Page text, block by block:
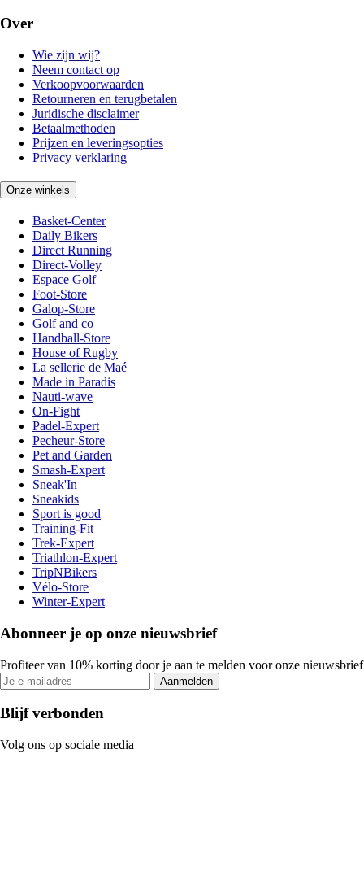
Over
Wie zijn wij?
Neem contact op
Verkoopvoorwaarden
Retourneren en terugbetalen
Juridische disclaimer
Betaalmethoden
Prijzen en leveringsopties
Privacy verklaring
Onze winkels
Basket-Center
Daily Bikers
Direct Running
Direct-Volley
Espace Golf
Foot-Store
Galop-Store
Golf and co
Handball-Store
House of Rugby
La sellerie de Maé
Made in Paradis
Nauti-wave
On-Fight
Padel-Expert
Pecheur-Store
Pet and Garden
Smash-Expert
Sneak'In
Sneakids
Sport is good
Training-Fit
Trek-Expert
Triathlon-Expert
TripNBikers
Vélo-Store
Winter-Expert
Abonneer je op onze nieuwsbrief
Profiteer van 10% korting door je aan te melden voor onze nieuwsbrief
Aanmelden
Blijf verbonden
Volg ons op sociale media